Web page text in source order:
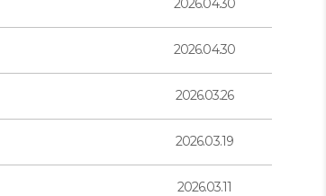
2026.04.30
2026.04.30
2026.03.26
2026.03.19
2026.03.11